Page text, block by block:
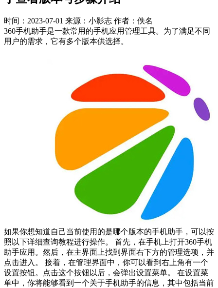
时间：2023-07-01 来源：小影志 作者：佚名
360手机助手是一款常用的手机应用管理工具。为了满足不同
用户的需求，它有多个版本供选择。
如果你想知道自己当前使用的是哪个版本的手机助手，可以按
照以下详细查询教程进行操作。 首先，在手机上打开360手机
助手应用。然后，在主界面上找到界面右下方的管理选项，并
点击进入。 接着，在管理界面中，你可以看到右上角有一个
设置按钮。点击这个按钮以后，会弹出设置菜单。 在设置菜
单中，你将能够看到一个关于手机助手的信息，其中包括当前